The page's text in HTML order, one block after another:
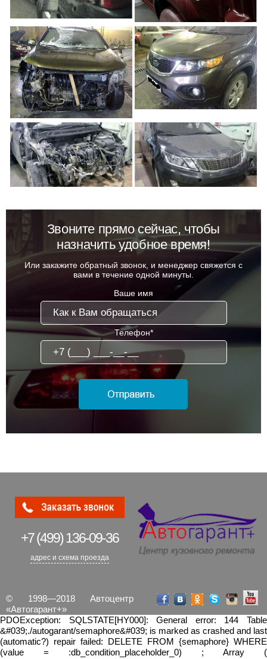
Звоните прямо сейчас, чтобы
назначить удобное время!
Или закажите обратный звонок, и менеджер свяжется с
вами в течение одной минуты.
Ваше имя
Телефон*
+7 (499)136-09-36
адрес и схема проезда
© 1998—2018 Автоцентр
«Автогарант+»
PDOException: SQLSTATE[HY000]: General error: 144 Table
&#039;./autogarant/semaphore&#039; is marked as crashed and last
(automatic?) repair failed: DELETE FROM {semaphore} WHERE
(value = :db_condition_placeholder_0) ; Array (